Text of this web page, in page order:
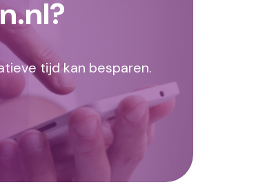
tijd kan besparen.